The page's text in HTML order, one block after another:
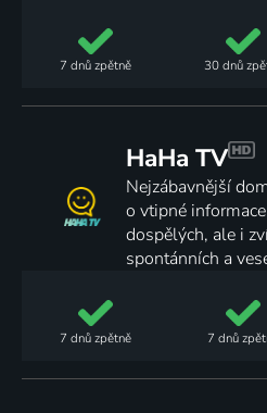
7 dnůzpětně 30 dnů
HaHa TV
Nejzábavnější
o vtipné
dospělých, ale i
spontánních a
7 dnůzpětně 7 dnů